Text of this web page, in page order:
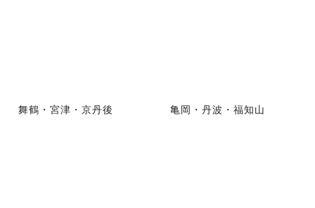
舞鶴・宮津・京丹後 亀岡・丹波・福知山